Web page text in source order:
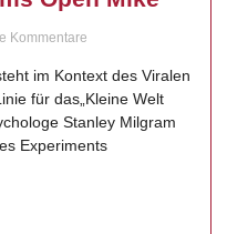
Kommentare
im Kontext des Viralen
für das„Kleine Welt
Stanley Milgram
Experiments